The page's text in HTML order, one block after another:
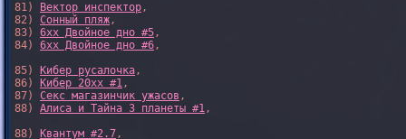
81)
Вектор инспектор,
82) Сонный пляж,
83) 6xx Двойное дно #5,
84) 6xx Двойное дно #6,
85)
Кибер русалочка,
86)
Кибер 20xx #1,
87) Секс магазинчик ужасов ,
88) Алиса и Тайна 3 планеты #1,
88)
Квантум #2.7,